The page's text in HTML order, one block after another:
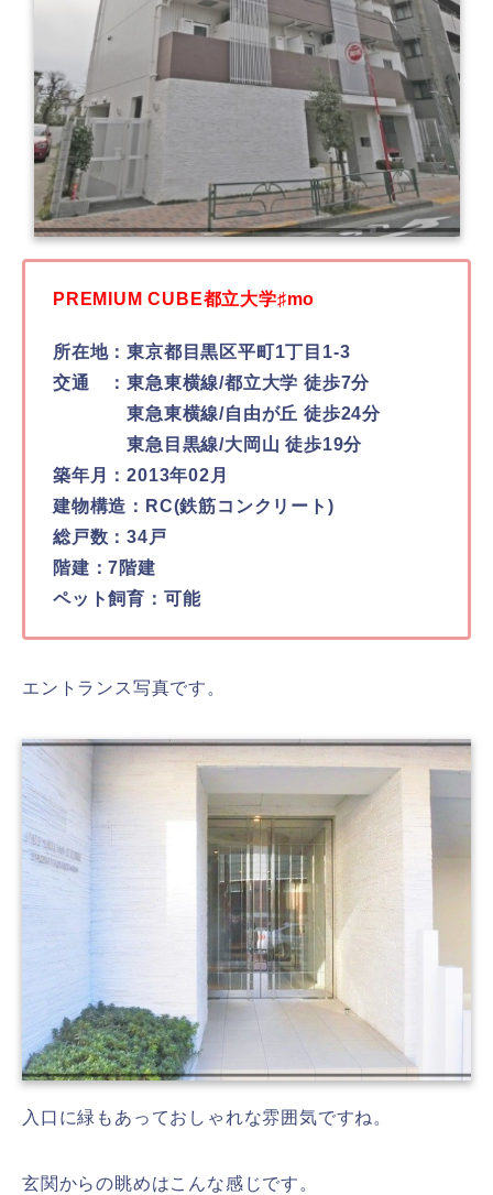
PREMIUM CUBE都立大学♯mo
所在地：東京都目黒区平町1丁目1-3
交通 ：東急東横線/都立大学 徒歩7分
東急東横線/自由が丘 徒歩24分
東急目黒線/大岡山 徒歩19分
築年月：2013年02月
建物構造：RC(鉄筋コンクリート)
総戸数：34戸
階建：7階建
ペット飼育：可能
エントランス写真です。
入口に緑もあっておしゃれな雰囲気ですね。
玄関からの眺めはこんな感じです。